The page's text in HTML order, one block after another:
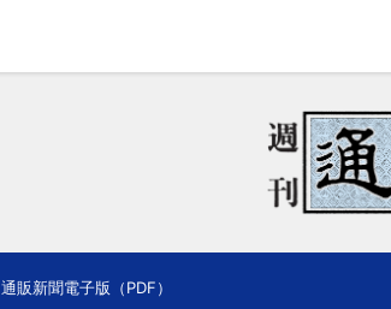
通販新聞電子版（PDF）